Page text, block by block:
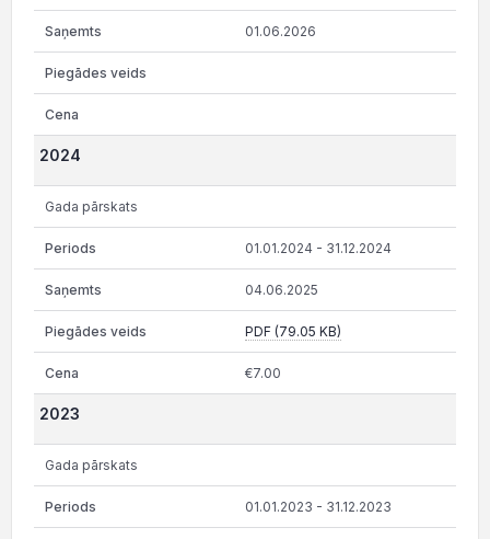
01.06.2026
2024
Gada pārskats
01.01.2024 - 31.12.2024
04.06.2025
PDF (79.05 KB)
€7.00
2023
Gada pārskats
01.01.2023 - 31.12.2023